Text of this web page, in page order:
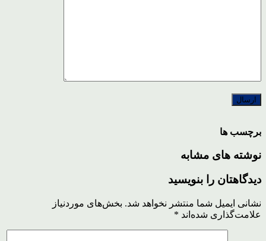
برچسب ها
نوشته های مشابه
دیدگاهتان را بنویسید
نشانی ایمیل شما منتشر نخواهد شد. بخش‌های موردنیاز
علامت‌گذاری شده‌اند *